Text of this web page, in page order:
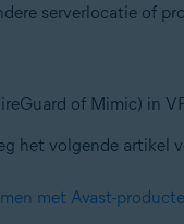
serverlocatie of
of Mimic) in
het volgende artikel
met Avast-